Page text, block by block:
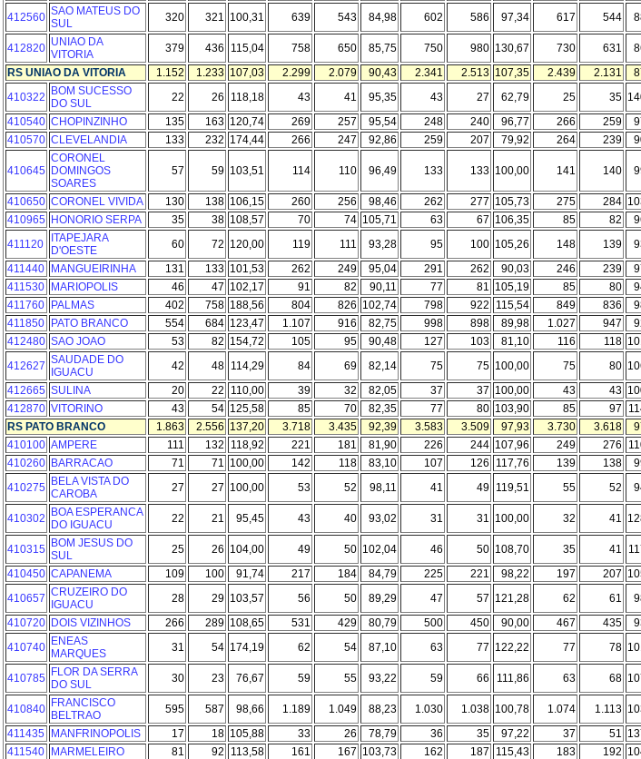
412560 SAO MATEUS DO
SUL
320 321 100,31 639 543 84,98 602 586 97,34 617 544
412820 UNIAO DA
VITORIA
379 436 115,04 758 650 85,75 750 980 130,67 730 631
RS UNIAO DA VITORIA
1.152 1.233 107,03 2.299 2.079 90,43 2.341 2.513 107,35 2.439 2.131
410322
BOM SUCESSO
DO SUL
22 26 118,18 43 41 95,35 43 27 62,79 25 35
410540 CHOPINZINHO 135 163 120,74 269 257 95,54 248 240 96,77 266 259
410570 CLEVELANDIA 133 232 174,44 266 247 92,86 259 207 79,92 264 239
410645
CORONEL
DOMINGOS
SOARES
57 59 103,51 114 110 96,49 133 133 100,00 141 140
410650 CORONEL VIVIDA 130 138 106,15 260 256 98,46 262 277 105,73 275 284
410965
HONORIO SERPA 35 38 108,57 70 74 105,71 63 67 106,35 85 82
411120
ITAPEJARA
D'OESTE
60 72 120,00 119 111 93,28 95 100 105,26 148 139
411440
MANGUEIRINHA 131 133 101,53 262 249 95,04 291 262 90,03 246 239
411530
MARIOPOLIS 46 47 102,17 91 82 90,11 77 81 105,19 85 80
411760
PALMAS 402 758 188,56 804 826 102,74 798 922 115,54 849 836
411850
PATO BRANCO 554 684 123,47 1.107 916 82,75 998 898 89,98 1.027 947
412480 SAO JOAO 53 82 154,72 105 95 90,48 127 103 81,10 116 118
412627 SAUDADE DO
IGUACU
42 48 114,29 84 69 82,14 75 75 100,00 75 80
412665 SULINA 20 22 110,00 39 32 82,05 37 37 100,00 43 43
412870 VITORINO 43 54 125,58 85 70 82,35 77 80 103,90 85 97
RS PATO BRANCO
1.863 2.556 137,20 3.718 3.435 92,39 3.583 3.509 97,93 3.730 3.618
410100 AMPERE 111 132 118,92 221 181 81,90 226 244 107,96 249 276
410260 BARRACAO 71 71 100,00 142 118 83,10 107 126 117,76 139 138
410275
BELA VISTA DO
CAROBA
27 27 100,00 53 52 98,11 41 49 119,51 55 52
410302
BOA ESPERANCA
DO IGUACU
22 21 95,45 43 40 93,02 31 31 100,00 32 41
410315
BOM JESUS DO
SUL
25 26 104,00 49 50 102,04 46 50 108,70 35 41
410450 CAPANEMA 109 100 91,74 217 184 84,79 225 221 98,22 197 207
410657 CRUZEIRO DO
IGUACU
28 29 103,57 56 50 89,29 47 57 121,28 62 61
410720 DOIS VIZINHOS 266 289 108,65 531 429 80,79 500 450 90,00 467 435
410740 ENEAS
MARQUES
31 54 174,19 62 54 87,10 63 77 122,22 77 78
410785
FLOR DA SERRA
DO SUL
30 23 76,67 59 55 93,22 59 66 111,86 63 68
410840 FRANCISCO
BELTRAO
595 587 98,66 1.189 1.049 88,23 1.030 1.038 100,78 1.074 1.113
411435
MANFRINOPOLIS 17 18 105,88 33 26 78,79 36 35 97,22 37 51
411540
MARMELEIRO 81 92 113,58 161 167 103,73 162 187 115,43 183 192